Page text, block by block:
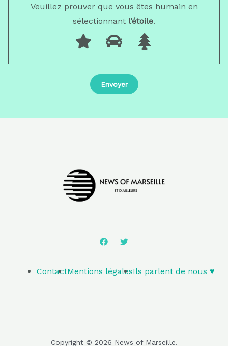
Veuillez prouver que vous êtes humain en
sélectionnant l’étoile.
ContactMentions légalesIls parlent de nous ♥️
Copyright © 2026 News of Marseille.